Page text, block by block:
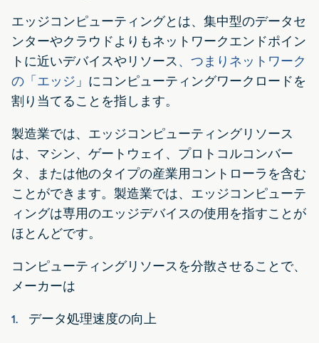
エッジコンピューティングとは、集中型のデータセ
ンターやクラウドよりもネットワークエンドポイン
トに近いデバイスやリソース 、つまりネットワーク
の「エッジ 」にコンピューティングワークロードを
割り当てることを指します。
製造業では、エッジコンピューティングリソース
は、マシン、ゲートウェイ、プロトコルコンバー
タ、または他のタイプの産業用コントローラを含む
ことができます。製造業では、エッジコンピューテ
ィングは専用のエッジデバイスの使用を指すことが
ほとんどです。
コンピューティングリソースを分散させることで、
メーカーは
データ処理速度の向上